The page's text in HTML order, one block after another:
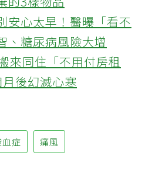
安心太早！醫曝「看不
、糖尿病風險大增
來同住「不用付房租
後幻滅心寒
症 痛風